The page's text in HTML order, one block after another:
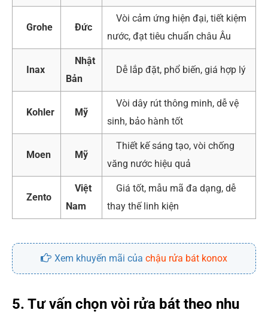
Grohe Đức
Vòi cảm ứng hiện đại, tiết kiệm
nước, đạt tiêu chuẩn châu Âu
Inax
Nhật
Bản
Dễ lắp đặt, phổ biến, giá hợp lý
Kohler Mỹ
Vòi dây rút thông minh, dễ vệ
sinh, bảo hành tốt
Moen Mỹ
Thiết kế sáng tạo, vòi chống
văng nước hiệu quả
Zento
Việt
Nam
Giá tốt, mẫu mã đa dạng, dễ
thay thế linh kiện
Xem khuyến mãi của chậu rửa bát konox
5. Tư vấn chọn vòi rửa bát theo nhu